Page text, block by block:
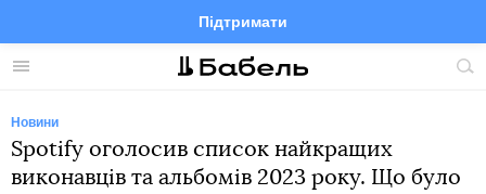
Меню
Підтримати
FacebookTelegramTwitter
Новини
Spotify оголосив список найкращих
виконавців та альбомів 2023 року. Що було